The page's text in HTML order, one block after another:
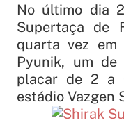
No último dia
Supertaça de
quarta vez
Pyunik, um de
placar de 2 a
estádio Vazgen